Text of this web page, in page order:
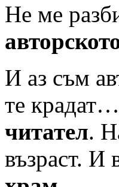
Не ме
И аз съм
те
читател.
възраст. И